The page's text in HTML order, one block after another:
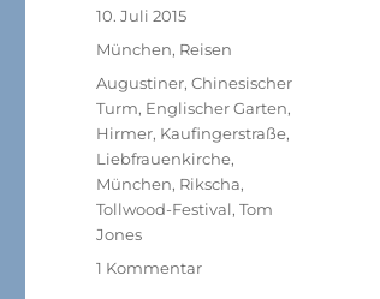
Veröffentlicht
am
10. Juli 2015
Kategorien
München, Reisen
Schlagwörter
Augustiner,Chinesischer
Turm, Englischer Garten,
Hirmer, Kaufingerstraße,
Liebfrauenkirche,
München, Rikscha,
Tollwood-Festival,Tom
Jones
1 Kommentarzu